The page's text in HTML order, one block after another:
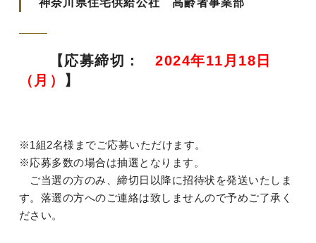
【応募締切：2024年11月18日
（月）
】
※1組2名様までご応募いただけます。
※応募多数の場合は抽選となります。
ご当選の方のみ、締切日以降に招待状を発送いたしま
す。落選の方へのご連絡は致しませんので予めご了承く
ださい。